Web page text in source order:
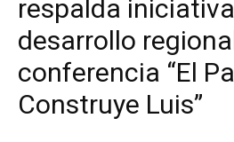
respalda
desarrollo
conferencia “El
Construye Luis”